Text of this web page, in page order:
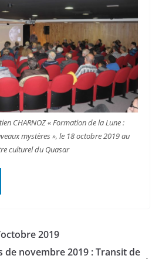
CHARNOZ « Formation de la Lune :
mystères », le 18 octobre 2019 au
culturel du Quasar
2019
novembre 2019 : Transit de